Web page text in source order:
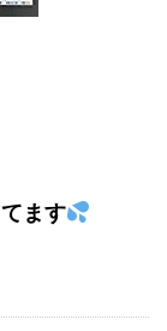
ます